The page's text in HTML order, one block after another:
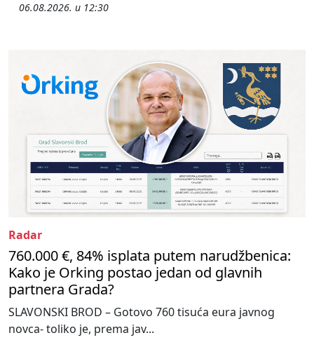
06.08.2026. u 12:30
Radar
760.000 €, 84% isplata putem narudžbenica:
Kako je Orking postao jedan od glavnih
partnera Grada?
SLAVONSKI BROD – Gotovo 760 tisuća eura javnog
novca- toliko je, prema jav...